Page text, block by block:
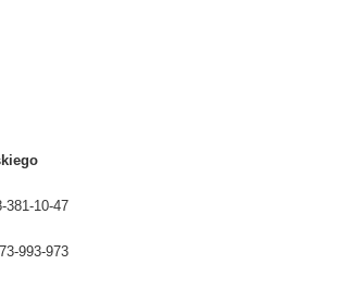
381-10-47
993-973